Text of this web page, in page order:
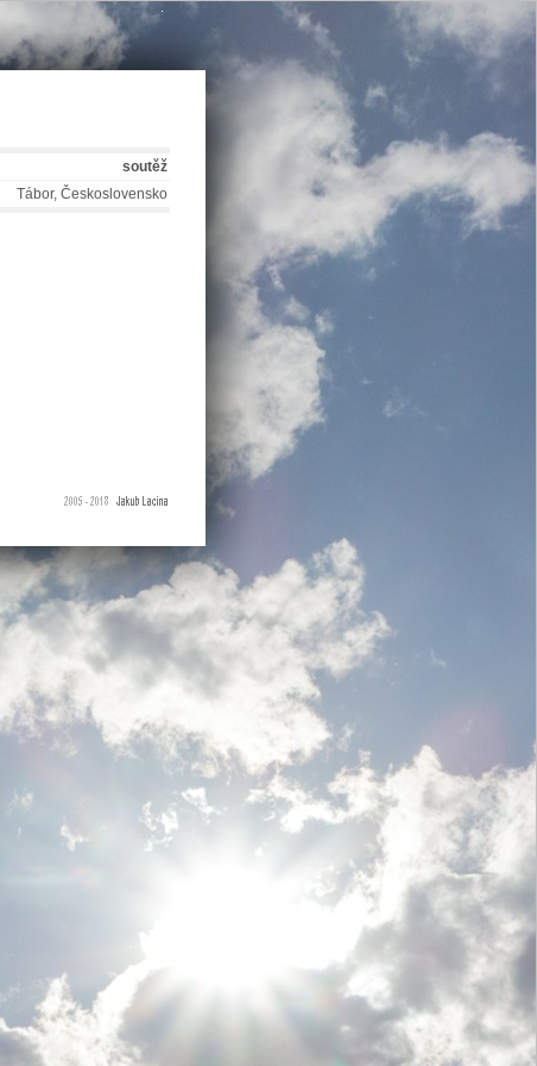
soutěž
Tábor, Československo